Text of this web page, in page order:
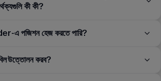
কী কী?
এ পজিশন হেজ করতে পারি?
উত্তোলন করব?